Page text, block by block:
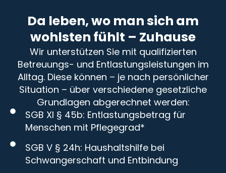
Da leben, wo man sich am
wohlsten fühlt – Zuhause
Wir unterstützen Sie mit qualifizierten
Betreuungs- und Entlastungsleistungen im
Alltag. Diese können – je nach persönlicher
Situation – über verschiedene gesetzliche
Grundlagen abgerechnet werden:
SGB XI § 45b: Entlastungsbetrag für
Menschen mit Pflegegrad*
SGB V § 24h: Haushaltshilfe bei
Schwangerschaft und Entbindung